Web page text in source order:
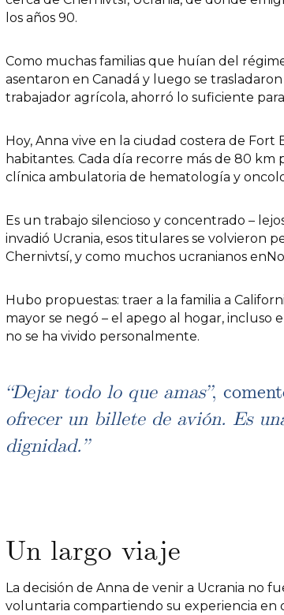
los años 90.
Como muchas familias que huían del
asentaron en Canadá y luego se
trabajador agrícola, ahorró lo suficiente
Hoy, Anna vive en la ciudad costera de
habitantes. Cada día recorre más de 80
clínica ambulatoria de hematología y
Es un trabajo silencioso y concentrado –
invadió Ucrania, esos titulares se volvieron
Chernivtsí, y como muchos ucranianos
Hubo propuestas: traer a la familia a
mayor se negó – el apego al hogar, incluso
no se ha vivido personalmente.
“Dejar todo lo que amas”,
ofrecer un billete de avión. Es
dignidad.”
Un largo viaje
La decisión de Anna de venir a Ucrania no
voluntaria compartiendo su experiencia en